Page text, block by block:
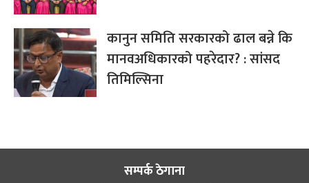
कानुन समिति सरकारको ढाल बन्ने कि
मानवअधिकारको पहरेदार? : सांसद
तिमिल्सिना
सम्पर्क ठेगाना